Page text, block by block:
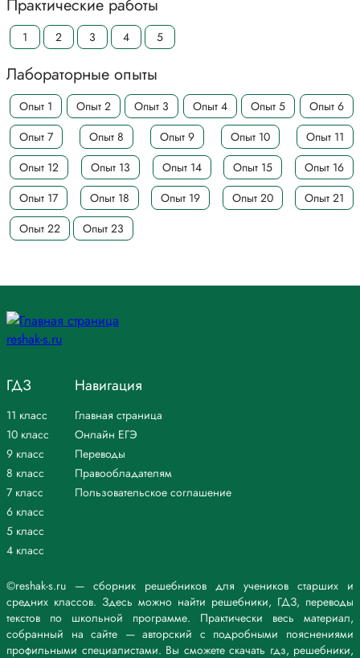
Практические работы
1 2 3 4 5
Лабораторные опыты
Опыт 1 Опыт 2 Опыт 3 Опыт 4 Опыт 5
Опыт 6
Опыт 7
Опыт 8 Опыт 9 Опыт 10
Опыт 11
Опыт 12
Опыт 13 Опыт 14 Опыт 15
Опыт 16
Опыт 17
Опыт 18 Опыт 19 Опыт 20
Опыт 21
Опыт 22
Опыт 23
©reshak-s.ru — сборник решебников для учеников старших и
средних классов. Здесь можно найти решебники, ГДЗ, переводы
текстов по школьной программе. Практически весь материал,
собранный на сайте — авторский с подробными пояснениями
профильными специалистами. Вы сможете скачать гдз, решебники,
ГДЗ
11 класс
10 класс
9 класс
8 класс
7 класс
6 класс
5 класс
4 класс
Навигация
Главная страница
Онлайн ЕГЭ
Переводы
Правообладателям
Пользовательское соглашение